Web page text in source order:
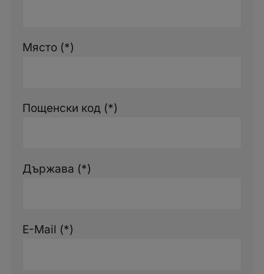
Място (*)
Пощенски код (*)
Държава (*)
E-Mail (*)